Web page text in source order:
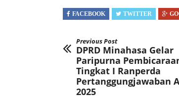
FACEBOOK TWITTER
Previous Post
DPRD Minahasa Gelar
Paripurna
Tingkat I Ranperda
Pertanggungjawaban
2025